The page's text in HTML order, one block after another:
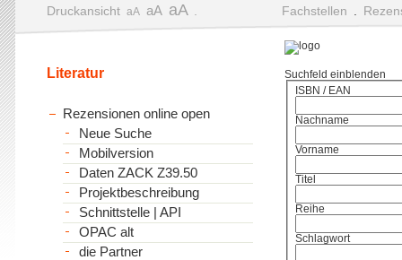
Druckansicht aA aA aA Fachstellen
Suchfeld einblenden
ISBN / EAN
Nachname
Vorname
Titel
Reihe
Schlagwort
Literatur
Rezensionen online open
Neue Suche
Mobilversion
Daten ZACK Z39.50
Projektbeschreibung
Schnittstelle | API
OPAC alt
die Partner